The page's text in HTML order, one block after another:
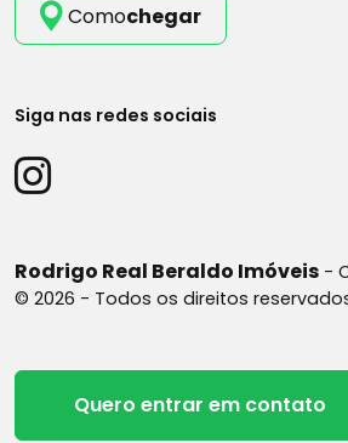
Comochegar
Siga nas redes sociais
Rodrigo Real Beraldo Imóveis -
© 2026 - Todos os direitos
Quero entrar em contato